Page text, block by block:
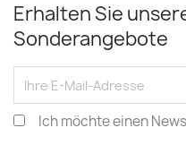
Erhalten Sie
Sonderangebote
Ich möchte einen